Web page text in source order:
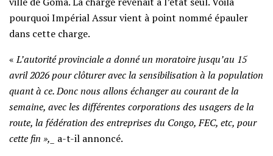
pourquoi Impérial Assur vient à point nommé épauler
dans cette charge.
«L’autorité provinciale a donné un moratoire jusqu’au 15
avril 2026 pour clôturer avec la sensibilisation à la population
quant à ce. Donc nous allons échanger au courant de la
semaine, avec les différentes corporations des usagers de la
route, la fédération des entreprises du Congo, FEC, etc, pour
cette fin »,_
a-t-il annoncé.